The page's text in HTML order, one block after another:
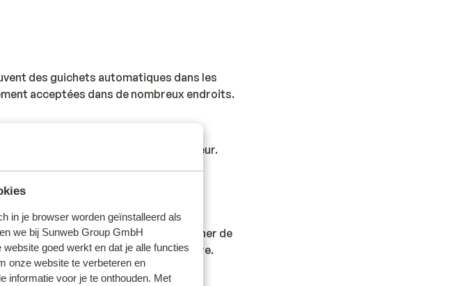
in je browser worden geïnstalleerd als
we bij Sunweb Group GmbH
goed werkt en dat je alle functies
onze website te verbeteren en
informatie voor je te onthouden. Met
des guichets automatiques dans les
acceptées dans de nombreux endroits.
n’aurez pas besoin d’un adaptateur.
de validité. Veuillez vous rapprocher de
spécifiques à une situation particulière.